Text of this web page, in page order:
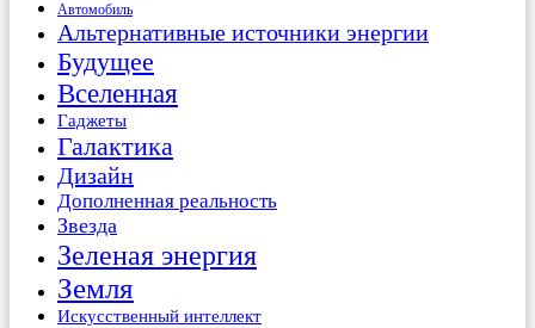
Автомобиль
Альтернативные источники энергии
Будущее
Вселенная
Гаджеты
Галактика
Дизайн
Дополненная реальность
Звезда
Зеленая энергия
Земля
Искусственный интеллект